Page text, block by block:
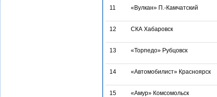
11 «Вулкан» П.-Камчатский
12 СКА Хабаровск
13 «Торпедо» Рубцовск
14 «Автомобилист» Красноярск
15 «Амур» Комсомольск